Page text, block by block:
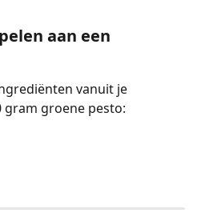
aan een
vanuit je
groene pesto: